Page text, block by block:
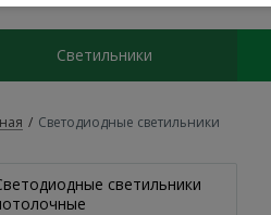
Светильники
/ Светодиодные светильники
светильники